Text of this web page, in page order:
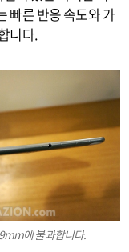
빠른 반응 속도와 가
니다.
에 불과합니다.